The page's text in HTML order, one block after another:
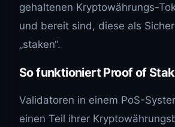
gehaltenen Kryptowährungs-
und bereit sind, diese als
„staken“.
So funktioniert Proof of
Validatoren in einem PoS-
einen Teil ihrer